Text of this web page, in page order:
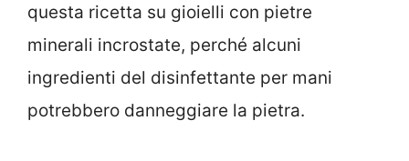
questa ricetta su gioielli con pietre
minerali incrostate, perché alcuni
ingredienti del disinfettante per mani
potrebbero danneggiare la pietra.